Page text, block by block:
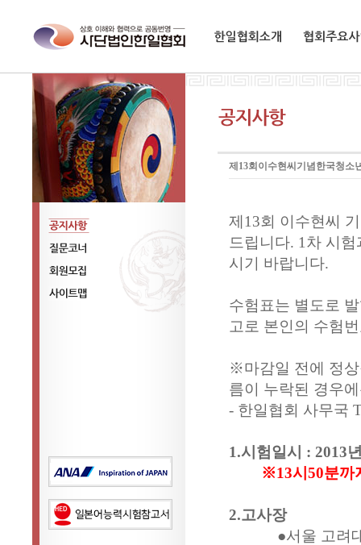
공지사항
질문코너
회원모집
제13회이수현씨기념한국청소
제13회 이수현씨
드립니다. 1차 시
시기 바랍니다.
수험표는 별도로
고로 본인의 수험
※마감일 전에 정
름이 누락된 경우
- 한일협회 사무국
1.시험일시 : 2013
※13시50분까
2.고사장
●서울 고려대